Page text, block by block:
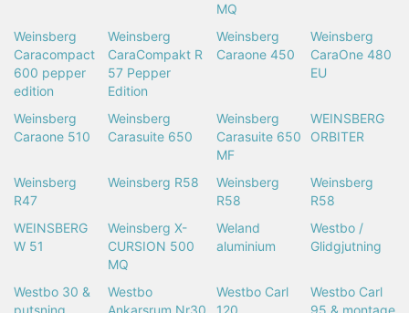
MQ
Weinsberg
Caracompact
600 pepper
edition
Weinsberg
CaraCompakt R
57 Pepper
Edition
Weinsberg
Caraone 450
Weinsberg
CaraOne 480
EU
Weinsberg
Caraone 510
Weinsberg
Carasuite 650
Weinsberg
Carasuite 650
MF
WEINSBERG
ORBITER
Weinsberg
R47
Weinsberg R58
Weinsberg
R58
Weinsberg
R58
WEINSBERG
W 51
Weinsberg X-
CURSION 500
MQ
Weland
aluminium
Westbo /
Glidgjutning
Westbo 30 &
putsning
Westbo
Ankarsrum Nr30
Westbo Carl
120
Westbo Carl
95 & montage